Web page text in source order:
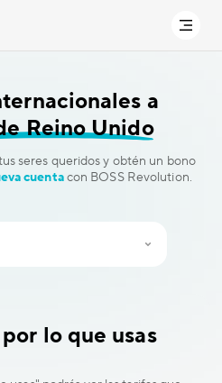
a
Reino Unido
seres queridos y obtén un bono
cuentacon BOSS Revolution.
lo que usas